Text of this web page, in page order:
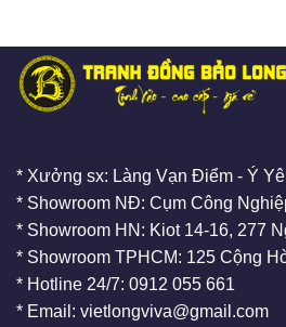
* Xưởng sx: Làng Vạn Điểm - Ý
* Showroom NĐ: Cụm Công
* Showroom HN: Kiot 14-16, 277
* Showroom TPHCM: 125 Cộng
* Hotline 24/7: 0912 055 661
* Email: vietlongviva@gmail.com